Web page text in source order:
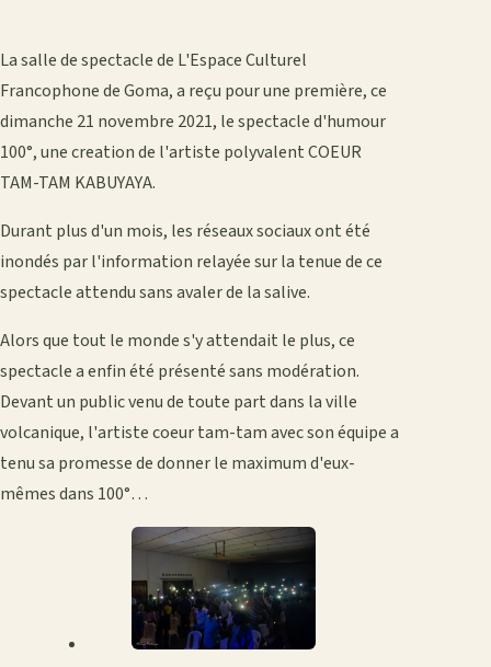
La salle de spectacle de L'Espace Culturel
Francophone de Goma, a reçu pour une première, ce
dimanche 21 novembre 2021, le spectacle d'humour
100°, une creation de l'artiste polyvalent COEUR
TAM-TAM KABUYAYA.
Durant plus d'un mois, les réseaux sociaux ont été
inondés par l'information relayée sur la tenue de ce
spectacle attendu sans avaler de la salive.
Alors que tout le monde s'y attendait le plus, ce
spectacle a enfin été présenté sans modération.
Devant un public venu de toute part dans la ville
volcanique, l'artiste coeur tam-tam avec son équipe a
tenu sa promesse de donner le maximum d'eux-
mêmes dans 100°…